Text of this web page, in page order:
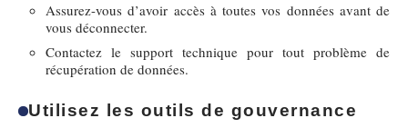
Assurez-vous d’avoir accès à toutes vos données avant de
vous déconnecter.
Contactez le support technique pour tout problème de
récupération de données.
Utilisez les outils de gouvernance